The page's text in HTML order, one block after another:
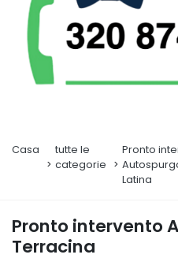
Casa
tutte le
categorie
Pronto
Latina
Pronto intervento
Terracina